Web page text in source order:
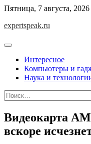
Skip
content
Пятница, 7 августа, 2026
expertspeak.ru
Интересное
Компьютеры и
Наука и
Найти:
Видеокарта
вскоре